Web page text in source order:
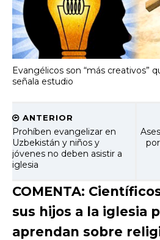
Evangélicos son “más creativos”
señala estudio
ANTERIOR
Prohíben evangelizar en
Uzbekistán y niños y
jóvenes no deben asistir a
iglesia
COMENTA:
sus hijos a la iglesia
aprendan sobre